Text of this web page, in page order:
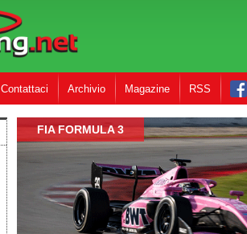
Contattaci Archivio Magazine RSS
FIA FORMULA 3